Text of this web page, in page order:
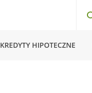
KREDYTY HIPOTECZNE